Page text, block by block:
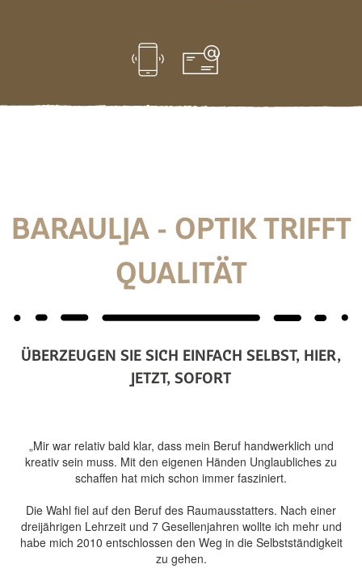
BARAULJA - OPTIK TRIFFT
QUALITÄT
ÜBERZEUGEN SIE SICH EINFACH SELBST, HIER,
JETZT, SOFORT
„Mir war relativ bald klar, dass mein Beruf handwerklich und
kreativ sein muss. Mit den eigenen Händen Unglaubliches zu
schaffen hat mich schon immer fasziniert.
Die Wahl fiel auf den Beruf des Raumausstatters. Nach einer
dreijährigen Lehrzeit und 7 Gesellenjahren wollte ich mehr und
habe mich 2010 entschlossen den Weg in die Selbstständigkeit
zu gehen.